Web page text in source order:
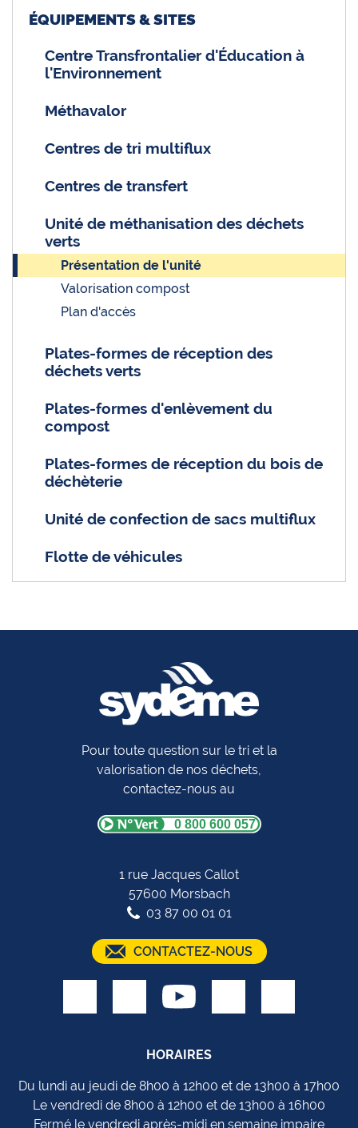
ÉQUIPEMENTS & SITES
Centre Transfrontalier d'Éducation à
l'Environnement
Méthavalor
Centres de tri multiflux
Centres de transfert
Unité de méthanisation des déchets
verts
Présentation de l'unité
Valorisation compost
Plan d'accès
Plates-formes de réception des
déchets verts
Plates-formes d'enlèvement du
compost
Plates-formes de réception du bois de
déchèterie
Unité de confection de sacs multiflux
Flotte de véhicules
Pour toute question sur le tri et la
valorisation de nos déchets,
contactez-nous au
0 800 600 057
1 rue Jacques Callot
57600 Morsbach
03 87 00 01 01
CONTACTEZ-NOUS
HORAIRES
Du lundi au jeudi de 8h00 à 12h00 et de 13h00 à 17h00
Le vendredi de 8h00 à 12h00 et de 13h00 à 16h00
Fermé le vendredi après-midi en semaine impaire